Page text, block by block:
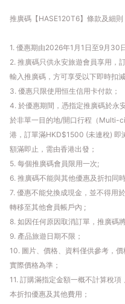
推廣碼【HASE120T6】條款及細則
1. 優惠期由2026年1月1日至9月30
2. 推廣碼只供永安旅遊會員享用，
輸入推廣碼，方可享受以下即時扣
3. 優惠只限使用恒生信用卡付款；
4. 於優惠期間，憑指定推廣碼於永
於非單一目的地/開口行程（Multi-
港，訂單滿HKD$1500 (未連稅) 即
額滿即止，需由香港出發；
5. 每個推廣碼會員限用一次;
6. 推廣碼不能與其他優惠及折扣同
7. 優惠不能兌換成現金，並不得用
轉移至其他會員帳戶內 ;
8. 如因任何原因取消訂單，推廣碼
9. 產品旅遊日期不限；
10. 圖片、價格、資料僅供參考，
實際價格為準；
11. 訂購滿指定金額一概不計算稅
本折扣優惠及其他費用；